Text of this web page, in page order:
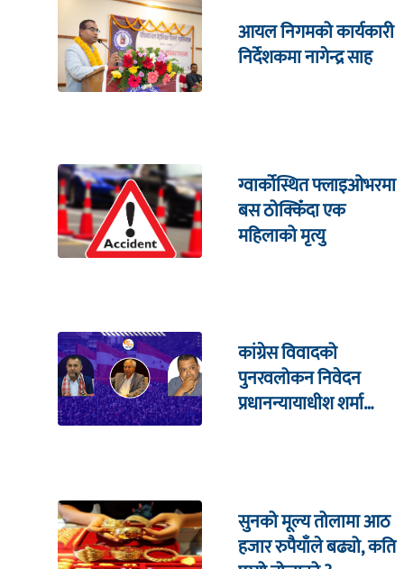
आयल निगमको कार्यकारी
निर्देशकमा नागेन्द्र साह
ग्वार्कोस्थित फ्लाइओभरमा
बस ठोक्किँदा एक
महिलाको मृत्यु
कांग्रेस विवादको
पुनरवलोकन निवेदन
प्रधानन्यायाधीश शर्मा
सुनको मूल्य तोलामा आठ
हजार रुपैयाँले बढ्यो, कति